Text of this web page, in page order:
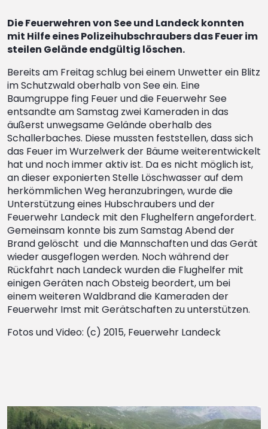
Die Feuerwehren von See und Landeck konnten
mit Hilfe eines Polizeihubschraubers das Feuer im
steilen Gelände endgültig löschen.
Bereits am Freitag schlug bei einem Unwetter ein Blitz
im Schutzwald oberhalb von See ein. Eine
Baumgruppe fing Feuer und die Feuerwehr See
entsandte am Samstag zwei Kameraden in das
äußerst unwegsame Gelände oberhalb des
Schallerbaches. Diese mussten feststellen, dass sich
das Feuer im Wurzelwerk der Bäume weiterentwickelt
hat und noch immer aktiv ist. Da es nicht möglich ist,
an dieser exponierten Stelle Löschwasser auf dem
herkömmlichen Weg heranzubringen, wurde die
Unterstützung eines Hubschraubers und der
Feuerwehr Landeck mit den Flughelfern angefordert.
Gemeinsam konnte bis zum Samstag Abend der
Brand gelöscht und die Mannschaften und das Gerät
wieder ausgeflogen werden. Noch während der
Rückfahrt nach Landeck wurden die Flughelfer mit
einigen Geräten nach Obsteig beordert, um bei
einem weiteren Waldbrand die Kameraden der
Feuerwehr Imst mit Gerätschaften zu unterstützen.
Fotos und Video: (c) 2015, Feuerwehr Landeck